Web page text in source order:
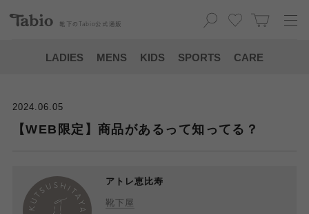
靴下の Tabio 公式通販
LADIES MENS KIDS SPORTS CARE
2024.06.05
【WEB限定】商品があるって知ってる？
アトレ恵比寿
靴下屋